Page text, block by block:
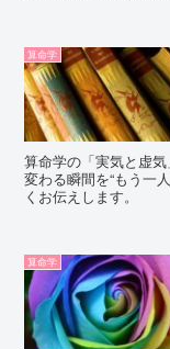
算命学
算命学の「実気と虚
変わる瞬間を“もう一
くお伝えします。
算命学